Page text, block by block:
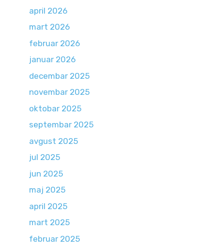
april 2026
mart 2026
februar 2026
januar 2026
decembar 2025
novembar 2025
oktobar 2025
septembar 2025
avgust 2025
jul 2025
jun 2025
maj 2025
april 2025
mart 2025
februar 2025